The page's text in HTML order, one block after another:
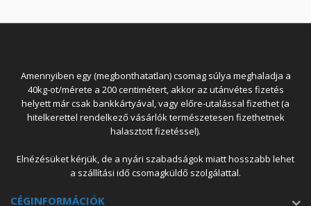
Amennyiben egy (megbonthatatlan) csomag súlya meghaladja a
40kg-ot/mérete a 200 centimétert, akkor az utánvétes fizetés
helyett már csak bankkártyával, vagy előre-utalással fizethet (a
hitelkerettel rendelkező vásárlók természetesen fizethetnek
halasztott fizetéssel).
Elnézésüket kérjük, de a nyári szabadságok miatt hosszabb lehet
a szállítási idő csomagküldő szolgálattal.
CÉGINFORMÁCIÓK